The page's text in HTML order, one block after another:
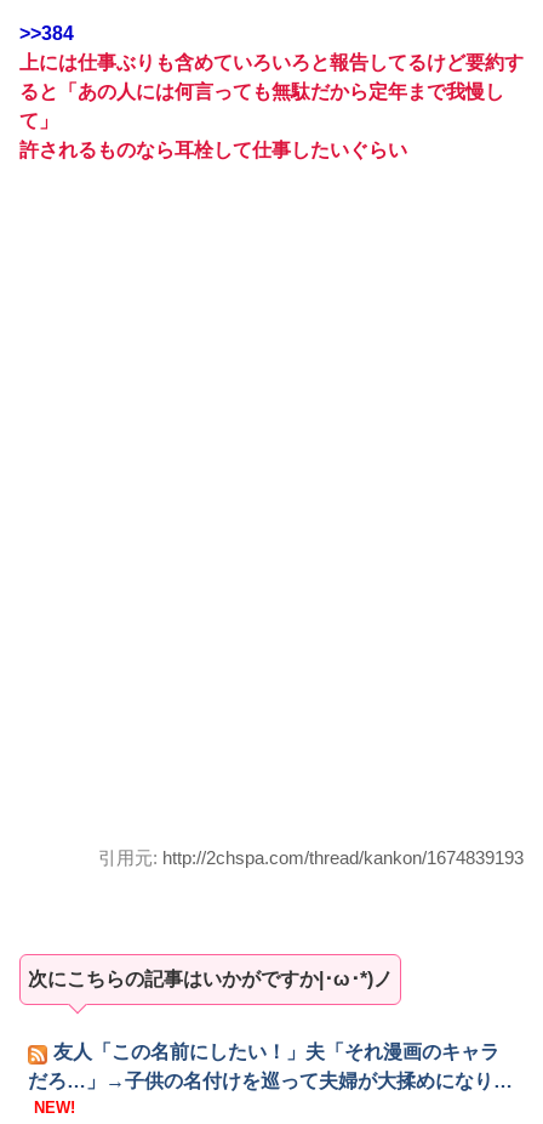
>>384
上には仕事ぶりも含めていろいろと報告してるけど要約す
ると「あの人には何言っても無駄だから定年まで我慢し
て」
許されるものなら耳栓して仕事したいぐらい
引用元: http://2chspa.com/thread/kankon/1674839193
次にこちらの記事はいかがですか|･ω･*)ノ
友人「この名前にしたい！」夫「それ漫画のキャラ
だろ…」→子供の名付けを巡って夫婦が大揉めになり…
NEW!